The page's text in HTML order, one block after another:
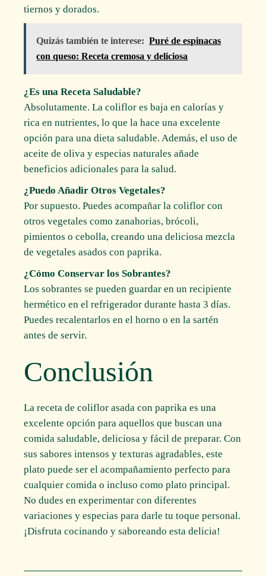
tiernos y dorados.
Quizás también te interese: Puré de espinacas
con queso: Receta cremosa y deliciosa
¿Es una Receta Saludable?
Absolutamente. La coliflor es baja en calorías y
rica en nutrientes, lo que la hace una excelente
opción para una dieta saludable. Además, el uso de
aceite de oliva y especias naturales añade
beneficios adicionales para la salud.
¿Puedo Añadir Otros Vegetales?
Por supuesto. Puedes acompañar la coliflor con
otros vegetales como zanahorias, brócoli,
pimientos o cebolla, creando una deliciosa mezcla
de vegetales asados con paprika.
¿Cómo Conservar los Sobrantes?
Los sobrantes se pueden guardar en un recipiente
hermético en el refrigerador durante hasta 3 días.
Puedes recalentarlos en el horno o en la sartén
antes de servir.
Conclusión
La receta de coliflor asada con paprika es una
excelente opción para aquellos que buscan una
comida saludable, deliciosa y fácil de preparar. Con
sus sabores intensos y texturas agradables, este
plato puede ser el acompañamiento perfecto para
cualquier comida o incluso como plato principal.
No dudes en experimentar con diferentes
variaciones y especias para darle tu toque personal.
¡Disfruta cocinando y saboreando esta delicia!